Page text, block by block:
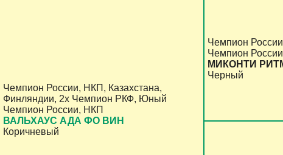
Чемпион России, НКП, Казахстана,
Финляндии, 2х Чемпион РКФ, Юный
Чемпион России, НКП
ВАЛЬХАУC АДА ФО ВИН
Коричневый
Чемпион
Чемпион
МИКОНТИ
Черный